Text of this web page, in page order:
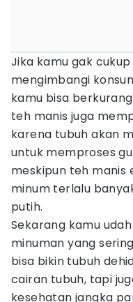
Jika kamu gak
mengimbangi
kamu bisa
teh manis juga
karena tubuh akan
untuk memproses
meskipun teh manis
minum terlalu
putih.
Sekarang kamu
minuman yang
bisa bikin tubuh
cairan tubuh, tapi
kesehatan jangka